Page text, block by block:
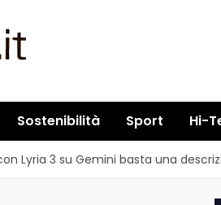
Sostenibilità Sport Hi-
Lyria 3 su Gemini basta una